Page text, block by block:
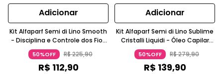
Adicionar
Kit Alfaparf Semi di Lino Smooth
- Disciplina e Controle dos Fios
(2 produtos)
50%OFF R$225,90
R$ 112,90
Adicionar
Kit Alfaparf Semi di Lino Sublime
Cristalli Liquidi - Óleo Capilar
30ml (2 unidades)
50%OFF R$279,90
R$ 139,90